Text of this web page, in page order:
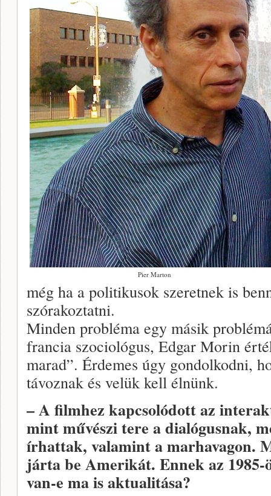
Pier Marton
még ha a politikusok szeretnek is
szórakoztatni.
Minden probléma egy másik
francia szociológus, Edgar Morin
marad”. Érdemes úgy gondolkodni,
távoznak és velük kell élnünk.
– A filmhez kapcsolódott az
mint művészi tere a dialógusnak,
írhattak, valamint a marhavagon.
járta be Amerikát. Ennek az
van-e ma is aktualitása?